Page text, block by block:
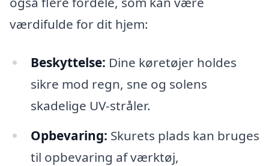
værdifulde for dit hjem:
Beskyttelse: Dine køretøjer holdes
sikre mod regn, sne og solens
skadelige UV-stråler.
Opbevaring: Skurets plads kan bruges
til opbevaring af værktøj,